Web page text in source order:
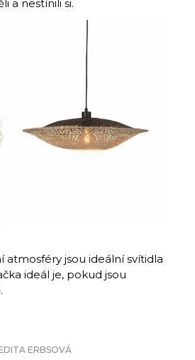
a nestínili si.
atmosféry jsou ideální svítidla
ideál je, pokud jsou
ERBSOVÁ